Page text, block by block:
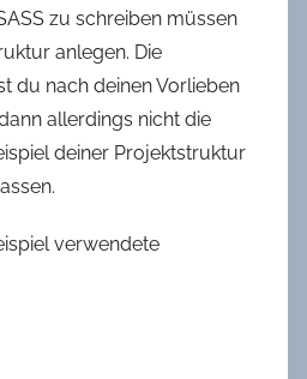
zu schreiben müssen
anlegen. Die
du nach deinen Vorlieben
allerdings nicht die
deiner Projektstruktur
verwendete